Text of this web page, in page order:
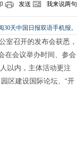
发送 我来说两句
天中国日报双语手机报。
室召开的发布会获悉，
在会议举办时间、参会
人以内，主体活动更注
区建设国际论坛、“开